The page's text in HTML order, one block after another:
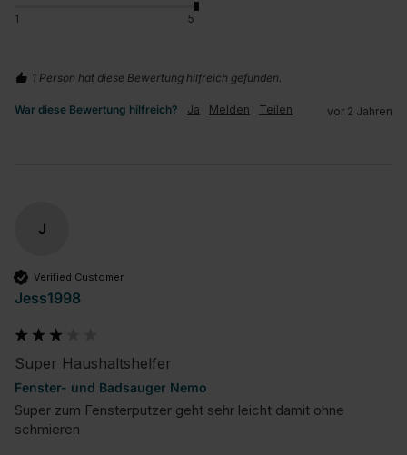
1 5
1 Person hat diese Bewertung hilfreich gefunden.
War diese Bewertung hilfreich? Ja Melden Teilen vor 2 Jahren
J
Verified Customer
Jess1998
Super Haushaltshelfer
Fenster- und Badsauger Nemo
Super zum Fensterputzer geht sehr leicht damit ohne
schmieren